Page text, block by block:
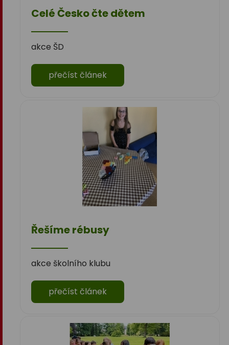
Celé Česko čte dětem
akce ŠD
přečíst článek
Řešíme rébusy
akce školního klubu
přečíst článek